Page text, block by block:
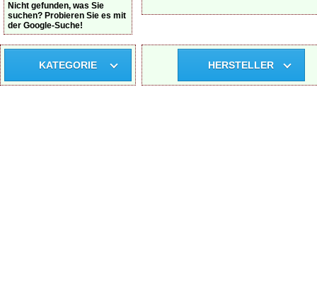
Nicht gefunden, was Sie
suchen? Probieren Sie es mit
der Google-Suche!
KATEGORIE HERSTELLER